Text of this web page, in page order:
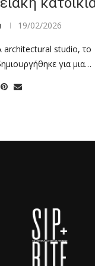
19/02/2026
architectural studio, το
για μια…